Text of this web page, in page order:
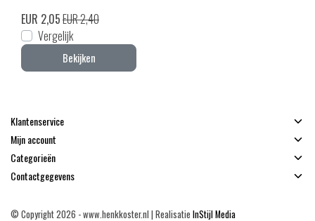
EUR 2,05EUR 2,40
Vergelijk
Bekijken
Klantenservice
Mijn account
Categorieën
Contactgegevens
© Copyright 2026 - www.henkkoster.nl | Realisatie InStijl Media